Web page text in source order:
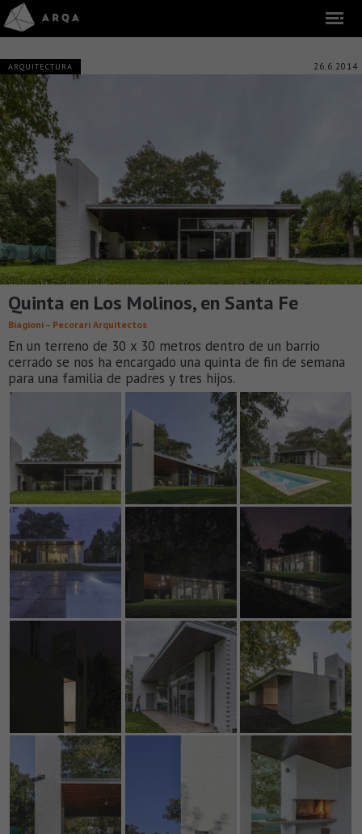
ARQUITECTURA 26.6.2014
Quinta en Los Molinos, en Santa Fe
Biagioni – Pecorari Arquitectos
En un terreno de 30 x 30 metros dentro de un barrio
cerrado se nos ha encargado una quinta de fin de semana
para una familia de padres y tres hijos.